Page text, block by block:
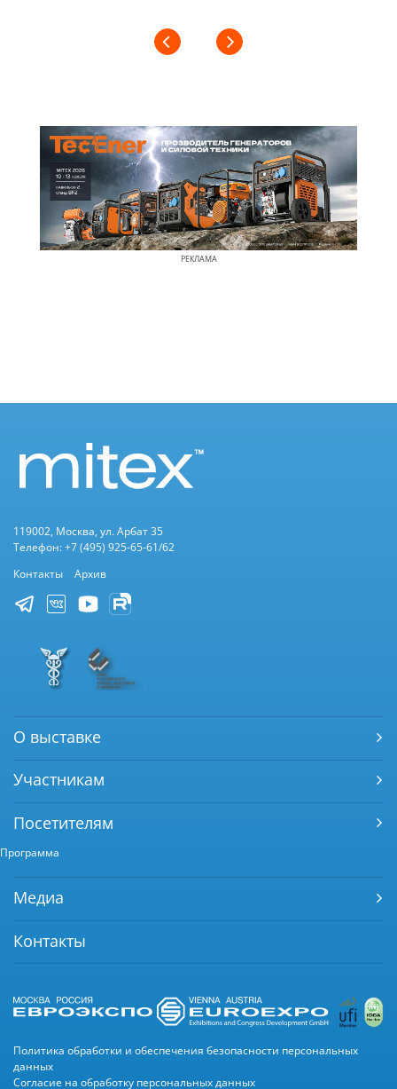
РЕКЛАМА
119002, Москва, ул. Арбат 35
Телефон: +7 (495) 925-65-61/62
Контакты
Архив
О выставке
Участникам
Посетителям
Программа
Медиа
Контакты
Политика обработки и обеспечения безопасности персональных
данных
Согласие на обработку персональных данных